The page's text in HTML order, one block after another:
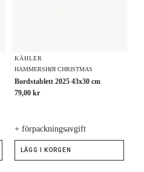
KÄHLER
HAMMERSHØI CHRISTMAS
Bordstablett 2025 43x30 cm
79,00 kr
+ förpackningsavgift
LÄGG I KORGEN